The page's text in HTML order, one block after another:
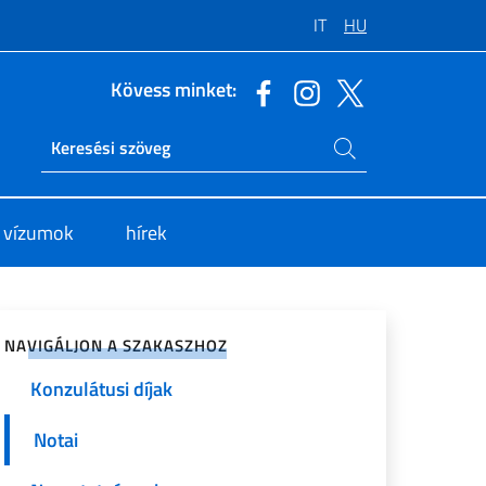
IT HU
Kövess minket:
Ricerca sito live
Keresés az oldalon
hírek
NAVIGÁLJON A SZAKASZHOZ
igazolványok
Konzulátusi díjak
Notai